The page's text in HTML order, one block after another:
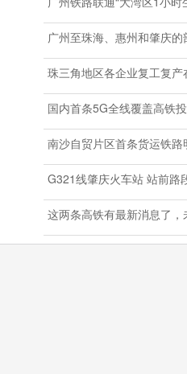
广州至珠海、惠州和肇庆
珠三角地区各企业复工复
国内首条5G全线覆盖高铁
南沙自贸片区首条货运铁路
G321线肇庆火车站 站前路
这两条高铁有最新消息了